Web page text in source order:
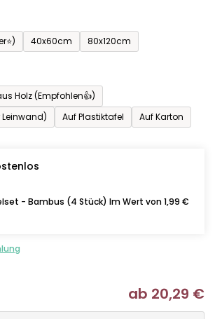
40x60cm 80x120cm
Holz (Empfohlen👍)
Auf Plastiktafel Auf Karton
- Bambus (4 Stück) Im Wert von 1,99 €
ab 20,29 €